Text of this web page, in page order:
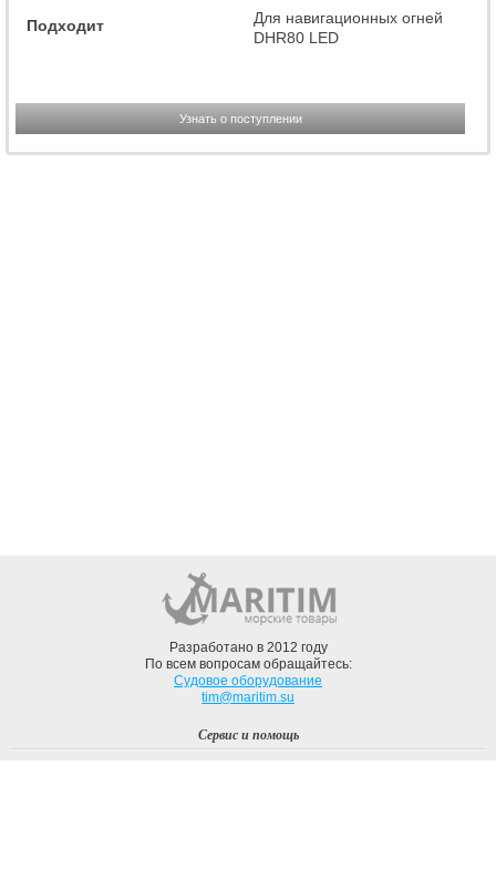
Подходит
Для навигационных огней
DHR80 LED
Узнать о поступлении
Разработано в 2012 году
По всем вопросам обращайтесь:
Судовое оборудование
tim@maritim.su
Сервис и помощь